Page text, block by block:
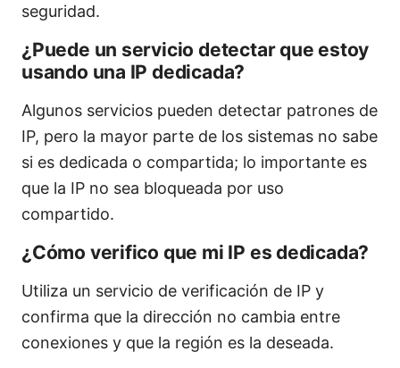
seguridad.
¿Puede un servicio detectar que estoy
usando una IP dedicada?
Algunos servicios pueden detectar patrones de
IP, pero la mayor parte de los sistemas no sabe
si es dedicada o compartida; lo importante es
que la IP no sea bloqueada por uso
compartido.
¿Cómo verifico que mi IP es dedicada?
Utiliza un servicio de verificación de IP y
confirma que la dirección no cambia entre
conexiones y que la región es la deseada.